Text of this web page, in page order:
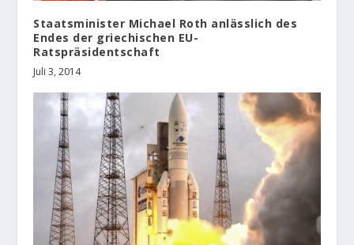
Staatsminister Michael Roth anlässlich des
Endes der griechischen EU-
Ratspräsidentschaft
Juli 3, 2014